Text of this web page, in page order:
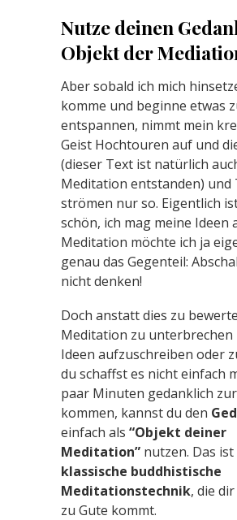
Nutze deinen
Objekt der
Aber sobald ich mich
komme und beginne etwas
entspannen, nimmt mein
Geist Hochtouren auf und
(dieser Text ist natürlich
Meditation entstanden) und
strömen nur so. Eigentlich
schön, ich mag meine Ideen
Meditation möchte ich ja
genau das Gegenteil:
nicht denken!
Doch anstatt dies zu
Meditation zu unterbrechen
Ideen aufzuschreiben oder
du schaffst es nicht einfach
paar Minuten gedanklich
kommen, kannst du den
einfach als “Objekt deiner
Meditation” nutzen. Das
klassische buddhistische
Meditationstechnik, die
zu Gute kommt.